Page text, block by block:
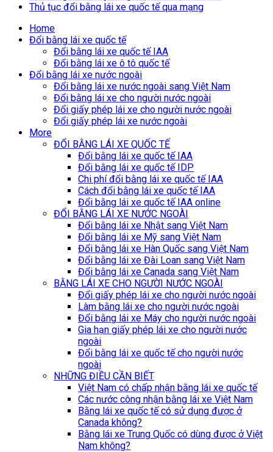
Thủ tục đổi bằng lái xe quốc tế qua mạng
Home
Đổi bằng lái xe quốc tế
Đổi bằng lái xe quốc tế IAA
Đổi bằng lái xe ô tô quốc tế
Đổi bằng lái xe nước ngoài
Đổi bằng lái xe nước ngoài sang Việt Nam
Đổi bằng lái xe cho người nước ngoài
Đổi giấy phép lái xe cho người nước ngoài
Đổi giấy phép lái xe nước ngoài
More
ĐỔI BẰNG LÁI XE QUỐC TẾ
Đổi bằng lái xe quốc tế IAA
Đổi bằng lái xe quốc tế IDP
Chi phí đổi bằng lái xe quốc tế IAA
Cách đổi bằng lái xe quốc tế IAA
Đổi bằng lái xe quốc tế IAA online
ĐỔI BẰNG LÁI XE NƯỚC NGOÀI
Đổi bằng lái xe Nhật sang Việt Nam
Đổi bằng lái xe Mỹ sang Việt Nam
Đổi bằng lái xe Hàn Quốc sang Việt Nam
Đổi bằng lái xe Đài Loan sang Việt Nam
Đổi bằng lái xe Canada sang Việt Nam
BẰNG LÁI XE CHO NGƯỜI NƯỚC NGOÀI
Đổi giấy phép lái xe cho người nước ngoài
Làm bằng lái xe cho người nước ngoài
Đổi bằng lái xe Máy cho người nước ngoài
Gia hạn giấy phép lái xe cho người nước
ngoài
Đổi bằng lái xe quốc tế cho người nước
ngoài
NHỮNG ĐIỀU CẦN BIẾT
Việt Nam có chấp nhận bằng lái xe quốc tế
Các nước công nhận bằng lái xe Việt Nam
Bằng lái xe quốc tế có sử dụng được ở
Canada không?
Bằng lái xe Trung Quốc có dùng được ở Việt
Nam không?